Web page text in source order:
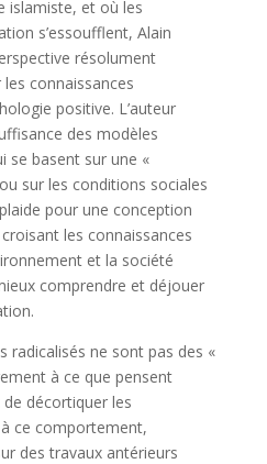
islamiste, et où les
s’essoufflent, Alain
résolument
connaissances
positive. L’auteur
des modèles
se basent sur une «
sur les conditions sociales
pour une conception
les connaissances
et la société
comprendre et déjouer
radicalisés ne sont pas des «
à ce que pensent
de décortiquer les
ce comportement,
des travaux antérieurs